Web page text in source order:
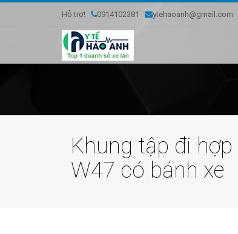
Hỗ trợ! 0914102381 ytehaoanh@gmail.com
Khung tập đi
W47 có bánh xe